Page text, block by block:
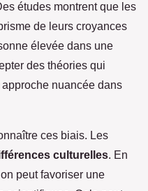
études montrent que les
de leurs croyances
élevée dans une
des théories qui
nuancée dans
ces biais. Les
culturelles. En
peut favoriser une